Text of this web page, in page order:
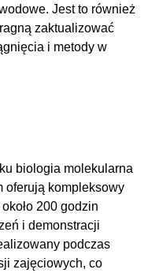
Jest to również
zaktualizować
i metody w
biologia molekularna
oferują kompleksowy
200 godzin
i demonstracji
podczas
zajęciowych, co